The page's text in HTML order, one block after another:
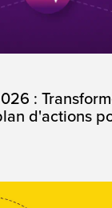
:
d'actions